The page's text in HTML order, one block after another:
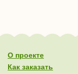
О проекте
Как заказать